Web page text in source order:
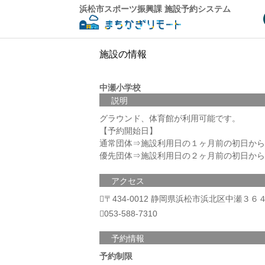
浜松市スポーツ振興課 施設予約システム
施設の情報
中瀬小学校
説明
グラウンド、体育館が利用可能です。
【予約開始日】
通常団体⇒施設利用日の１ヶ月前の初日から
優先団体⇒施設利用日の２ヶ月前の初日から
アクセス
〒434-0012 静岡県浜松市浜北区中瀬３６
053-588-7310
予約情報
予約制限